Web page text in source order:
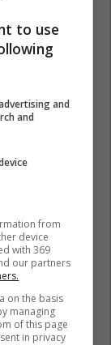
to use
and
and
from
device
with 369
our partners
on the basis
managing
of this page
in privacy